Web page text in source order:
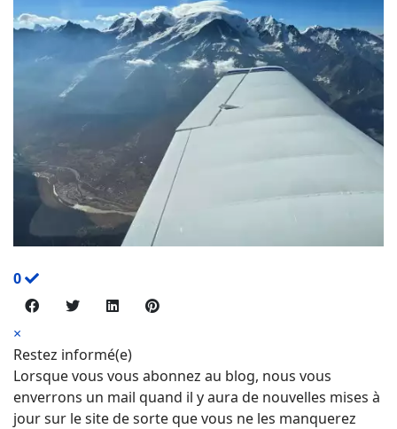
0
×
Restez informé(e)
Lorsque vous vous abonnez au blog, nous vous
enverrons un mail quand il y aura de nouvelles mises à
jour sur le site de sorte que vous ne les manquerez